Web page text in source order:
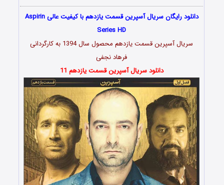
دانلود رایگان سریال آسپرین قسمت یازدهم با کیفیت عالی Aspirin
Series HD
سریالآسپرین
قسمت یازدهم محصول سال 1394 به کارگردانی
فرهاد نجفی
دانلود سریال آسپرین قسمت یازدهم 11